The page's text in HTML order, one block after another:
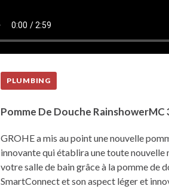
PLUMBING
Pomme De Douche
GROHE a mis au point une nouvelle
innovante qui établira une toute
votre salle de bain grâce à la pomme de
SmartConnect et son aspect léger et